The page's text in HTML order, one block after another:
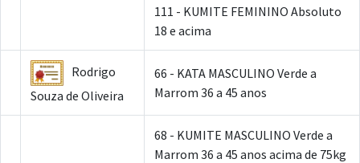
111 - KUMITE FEMININO Absoluto
18 e acima
Rodrigo
Souza de Oliveira
66 - KATA MASCULINO Verde a
Marrom 36 a 45 anos
68 - KUMITE MASCULINO Verde a
Marrom 36 a 45 anos acima de 75kg